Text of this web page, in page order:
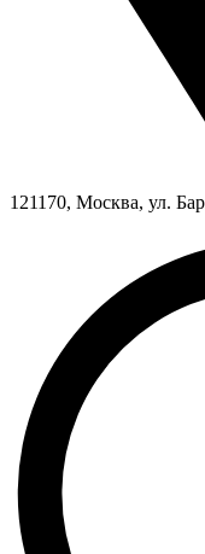
121170, Москва, ул.